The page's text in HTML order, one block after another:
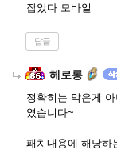
잡았다 모바일
답글
헤로롱
정확히는 막은게
였습니다~
패치내용에 해당하